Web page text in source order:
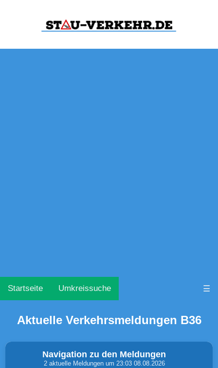
Startseite Umkreissuche ☰
Aktuelle Verkehrsmeldungen B36
Navigation zu den Meldungen
2 aktuelle Meldungen um 23:03 08.08.2026